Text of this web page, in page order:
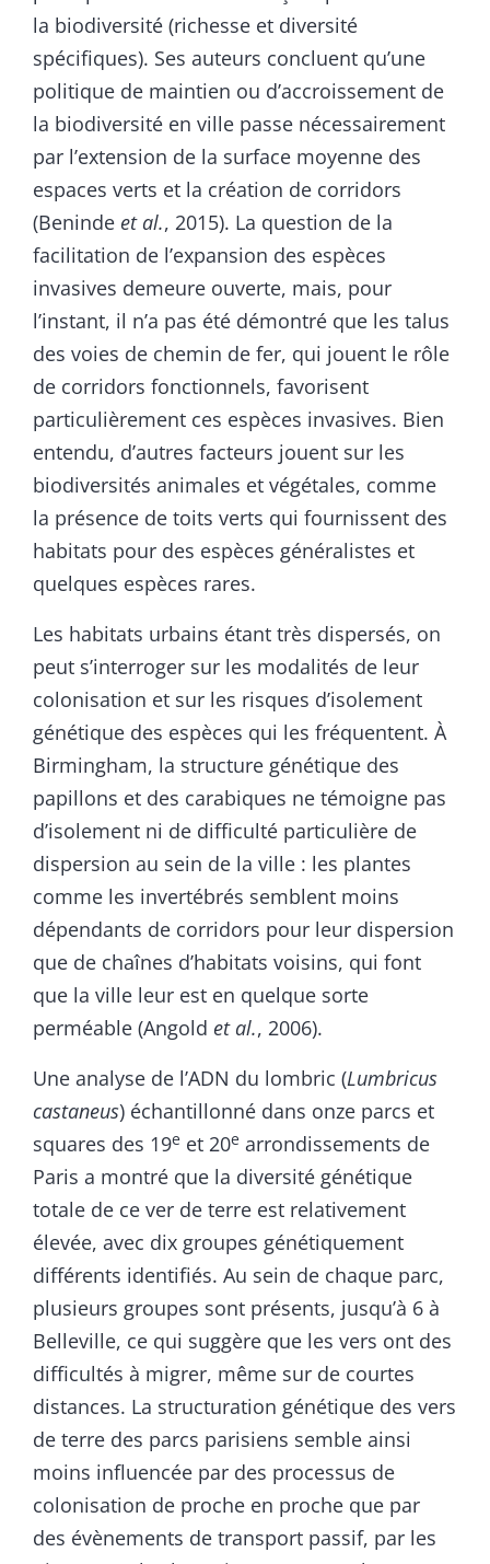
la biodiversité (richesse et diversité
spécifiques). Ses auteurs concluent qu’une
politique de maintien ou d’accroissement de
la biodiversité en ville passe nécessairement
par l’extension de la surface moyenne des
espaces verts et la création de corridors
(Beninde et al., 2015). La question de la
facilitation de l’expansion des espèces
invasives demeure ouverte, mais, pour
l’instant, il n’a pas été démontré que les talus
des voies de chemin de fer, qui jouent le rôle
de corridors fonctionnels, favorisent
particulièrement ces espèces invasives. Bien
entendu, d’autres facteurs jouent sur les
biodiversités animales et végétales, comme
la présence de toits verts qui fournissent des
habitats pour des espèces généralistes et
quelques espèces rares.
Les habitats urbains étant très dispersés, on
peut s’interroger sur les modalités de leur
colonisation et sur les risques d’isolement
génétique des espèces qui les fréquentent. À
Birmingham, la structure génétique des
papillons et des carabiques ne témoigne pas
d’isolement ni de difficulté particulière de
dispersion au sein de la ville : les plantes
comme les invertébrés semblent moins
dépendants de corridors pour leur dispersion
que de chaînes d’habitats voisins, qui font
que la ville leur est en quelque sorte
perméable (Angold et al., 2006).
Une analyse de l’ADN du lombric (Lumbricus
castaneus) échantillonné dans onze parcs et
squares des 19e et 20e arrondissements de
Paris a montré que la diversité génétique
totale de ce ver de terre est relativement
élevée, avec dix groupes génétiquement
différents identifiés. Au sein de chaque parc,
plusieurs groupes sont présents, jusqu’à 6 à
Belleville, ce qui suggère que les vers ont des
difficultés à migrer, même sur de courtes
distances. La structuration génétique des vers
de terre des parcs parisiens semble ainsi
moins influencée par des processus de
colonisation de proche en proche que par
des évènements de transport passif, par les